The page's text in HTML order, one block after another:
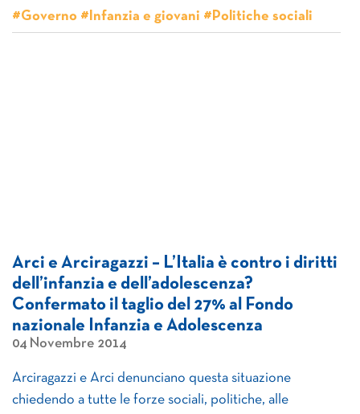
#Governo #Infanzia e giovani #Politiche sociali
Arci e Arciragazzi – L’Italia è contro i diritti
dell’infanzia e dell’adolescenza?
Confermato il taglio del 27% al Fondo
nazionale Infanzia e Adolescenza
04 Novembre 2014
Arciragazzi e Arci denunciano questa situazione
chiedendo a tutte le forze sociali, politiche, alle